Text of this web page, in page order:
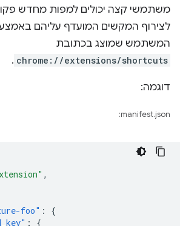
משתמשי קצה יכולים למפות מחדש
לצירוף המקשים המועדף עליהם
המשתמש שמוצג בכתובת
chrome://extensions/shortcuts
.
דוגמה:
manifest.json:
,
foo" :
{
:
{